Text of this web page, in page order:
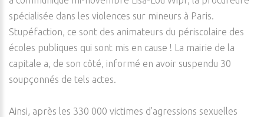
spécialisée dans les violences sur mineurs à Paris.
Stupéfaction, ce sont des animateurs du périscolaire des
écoles publiques qui sont mis en cause ! La mairie de la
capitale a, de son côté, informé en avoir suspendu 30
soupçonnés de tels actes.
Ainsi, après les 330 000 victimes d’agressions sexuelles